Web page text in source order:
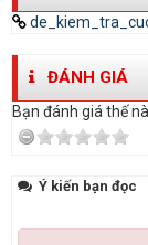
ĐÁNH GIÁ
Bạn đánh giá thế
Ý kiến bạn đọc